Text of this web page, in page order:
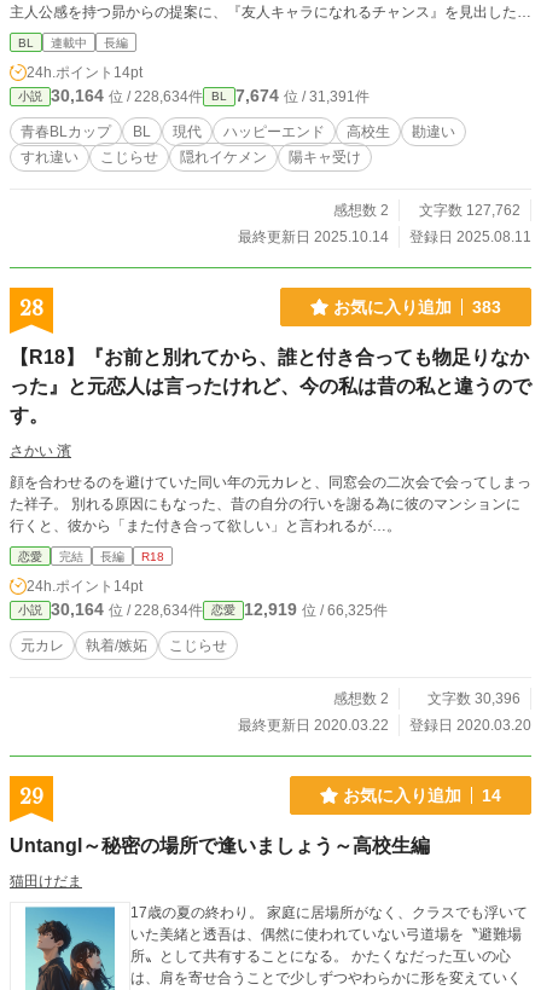
主人公感を持つ昴からの提案に、『友人キャラになれるチャンス』を見出した瑛
は、二つ返事で承諾するが、昴には別の思惑があって…… ̶ラ̶ブ̶コ̶メ̶の̶主̶人̶公̶×̶友̶人̶キ̶ャ̶ラ̶
【一途な不器用オタク×ラブコメ大好き陽キャ】が織り成す勘違いすれ違いラブ
番外編、牛歩更新です🙇‍♀️ ※物語の特性上、女性キャラクターが数人出てきます
が、主CPに挟まることはありません。 少しですが百合要素があります。 ☆第1
回 青春BLカップ30位、応援ありがとうございました！ 第13回ＢＬ大賞にエン
トリーさせていただいています！もし良ければ投票していただけると大変嬉しい
です！
BL 連載中 長編
24h.ポイント 14pt
小説 30,164 位 / 228,634件 BL 7,674 位 / 31,391件
青春BLカップ​ BL 現代 ハッピーエンド 高校生
勘違い
すれ違い
こじらせ 隠れイケメン 陽キャ受け
感想数 2
文字数 127,762
最終更新日 2025.10.14
登録日 2025.08.11
28 お気に入り追加 383
【R18】『お前と別れてから、誰と付き合っても物足りなか
った』と元恋人は言ったけれど、今の私は昔の私と違うので
す。
さかい 濱
顔を合わせるのを避けていた同い年の元カレと、同窓会の二次会で会ってしまっ
た祥子。 別れる原因にもなった、昔の自分の行いを謝る為に彼のマンションに
行くと、彼から「また付き合って欲しい」と言われるが…。
恋愛 完結 長編 R18
24h.ポイント 14pt
小説 30,164 位 / 228,634件 恋愛 12,919 位 / 66,325件
元カレ 執着/嫉妬 こじらせ
感想数 2
文字数 30,396
最終更新日 2020.03.22
登録日 2020.03.20
29 お気に入り追加 14
Untangl～秘密の場所で逢いましょう～高校生編
猫田けだま
17歳の夏の終わり。 家庭に居場所がなく、クラスでも浮いて
いた美緒と透吾は、偶然に使われていない弓道場を〝避難場
所〟として共有することになる。 かたくなだった互いの心
は、肩を寄せ合うことで少しずつやわらかに形を変えていく